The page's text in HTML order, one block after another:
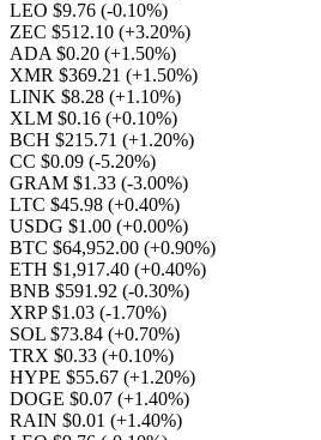
LEO $9.76 (-0.10%)
ZEC $512.10 (+3.20%)
ADA $0.20 (+1.50%)
XMR $369.21 (+1.50%)
LINK $8.28 (+1.10%)
XLM $0.16 (+0.10%)
BCH $215.71 (+1.20%)
CC $0.09 (-5.20%)
GRAM $1.33 (-3.00%)
LTC $45.98 (+0.40%)
USDG $1.00 (+0.00%)
BTC $64,952.00 (+0.90%)
ETH $1,917.40 (+0.40%)
BNB $591.92 (-0.30%)
XRP $1.03 (-1.70%)
SOL $73.84 (+0.70%)
TRX $0.33 (+0.10%)
HYPE $55.67 (+1.20%)
DOGE $0.07 (+1.40%)
RAIN $0.01 (+1.40%)